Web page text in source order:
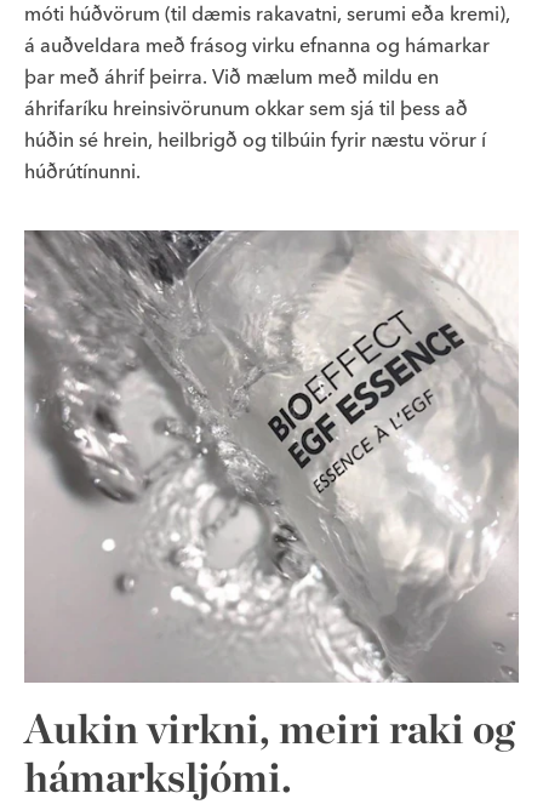
móti húðvörum (til dæmis rakavatni, serumi eða kremi),
á auðveldara með frásog virku efnanna og hámarkar
þar með áhrif þeirra. Við mælum með mildu en
áhrifaríku hreinsivörunum okkar sem sjá til þess að
húðin sé hrein, heilbrigð og tilbúin fyrir næstu vörur í
húðrútínunni.
Aukin virkni, meiri raki og
hámarksljómi.